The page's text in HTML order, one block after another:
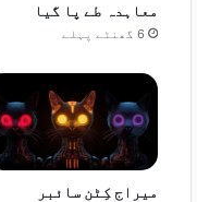
معاہدہ طے پا گیا
6 گھنٹے پہلے
میراج کِٹن سائبر